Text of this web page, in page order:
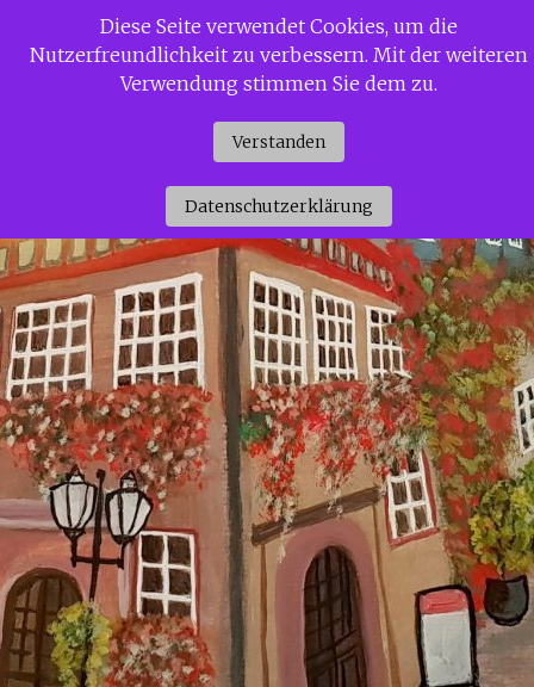
InhaltSiggi Gerdaus Welt
Diese Seite verwendet Cookies, um die
Nutzerfreundlichkeit zu verbessern. Mit der weiteren
Verwendung stimmen Sie dem zu.
Verstanden
Datenschutzerklärung